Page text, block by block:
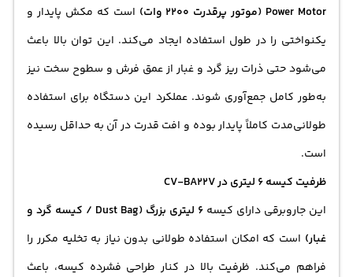
Power Motor (موتور پرقدرت 2200 وات)
است که مکش پایدار و
یکنواختی را در طول استفاده ایجاد می‌کند. این توان بالا باعث
می‌شود حتی ذرات ریز گرد و غبار از عمق فرش و سطوح سخت نیز
به‌طور کامل جمع‌آوری شوند. عملکرد این دستگاه برای استفاده
طولانی‌مدت کاملاً پایدار بوده و افت قدرت در آن به حداقل رسیده
است.
ظرفیت کیسه 6 لیتری در CV-BA22V
این جاروبرقی دارای کیسه
6 لیتری بزرگ (Dust Bag / کیسه گرد و
غبار) است که امکان استفاده طولانی بدون نیاز به تخلیه مکرر را
فراهم می‌کند. ظرفیت بالا در کنار طراحی فشرده کیسه، باعث